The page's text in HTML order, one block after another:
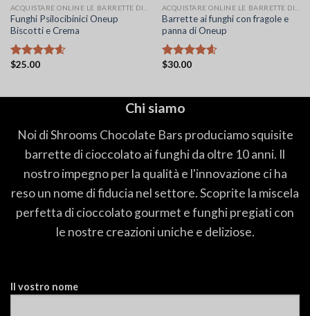
Funghi Psilocibinici Oneup
Biscotti e Crema
Valutato
$25.00
Barrette ai funghi con fragole e
panna di Oneup
Valutato
$30.00
Chi siamo
Noi di Shrooms Chocolate Bars produciamo squisite
barrette di cioccolato ai funghi da oltre 10 anni. Il
nostro impegno per la qualità e l'innovazione ci ha
reso un nome di fiducia nel settore. Scoprite la miscela
perfetta di cioccolato gourmet e funghi pregiati con
le nostre creazioni uniche e deliziose.
Il vostro nome